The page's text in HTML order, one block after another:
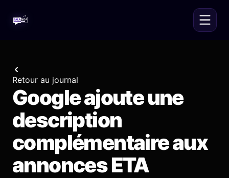
Retour au journal
Google ajoute une
description
complémentaire aux
annonces ETA